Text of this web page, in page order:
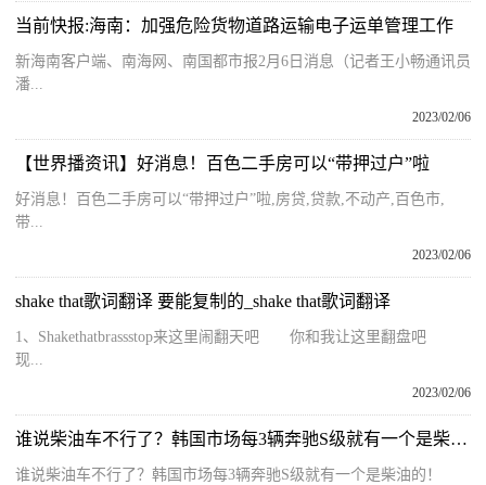
当前快报:海南：加强危险货物道路运输电子运单管理工作
新海南客户端、南海网、南国都市报2月6日消息（记者王小畅通讯员
潘...
2023/02/06
【世界播资讯】好消息！百色二手房可以“带押过户”啦
好消息！百色二手房可以“带押过户”啦,房贷,贷款,不动产,百色市,
带...
2023/02/06
shake that歌词翻译 要能复制的_shake that歌词翻译
1、Shakethatbrassstop来这里闹翻天吧 你和我让这里翻盘吧
现...
2023/02/06
谁说柴油车不行了？韩国市场每3辆奔驰S级就有一个是柴油的！
谁说柴油车不行了？韩国市场每3辆奔驰S级就有一个是柴油的！